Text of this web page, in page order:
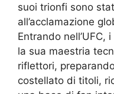
suoi trionfi sono
all’acclamazione
Entrando nell’UFC,
la sua maestria
riflettori,
costellato di titoli,